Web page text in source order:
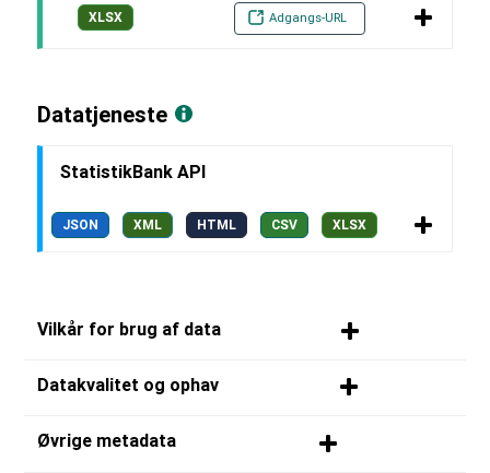
XLSX Adgangs-URL
Datatjeneste
StatistikBank API
JSON XML HTML CSV XLSX
Vilkår for brug af data
Datakvalitet og ophav
Øvrige metadata